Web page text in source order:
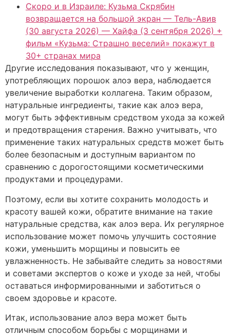
Скоро и в Израиле: Кузьма Скрябин
возвращается на большой экран — Тель-Авив
(30 августа 2026) — Хайфа (3 сентября 2026) +
фильм «Кузьма: Страшно веселий» покажут в
30+ странах мира
Другие исследования показывают, что у женщин,
употребляющих порошок алоэ вера, наблюдается
увеличение выработки коллагена. Таким образом,
натуральные ингредиенты, такие как алоэ вера,
могут быть эффективным средством ухода за кожей
и предотвращения старения. Важно учитывать, что
применение таких натуральных средств может быть
более безопасным и доступным вариантом по
сравнению с дорогостоящими косметическими
продуктами и процедурами.
Поэтому, если вы хотите сохранить молодость и
красоту вашей кожи, обратите внимание на такие
натуральные средства, как алоэ вера. Их регулярное
использование может помочь улучшить состояние
кожи, уменьшить морщины и повысить ее
увлажненность. Не забывайте следить за новостями
и советами экспертов о коже и уходе за ней, чтобы
оставаться информированными и заботиться о
своем здоровье и красоте.
Итак, использование алоэ вера может быть
отличным способом борьбы с морщинами и